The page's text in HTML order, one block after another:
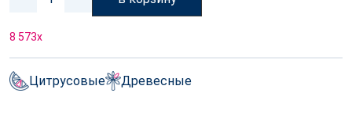
8 573x
Цитрусовые Древесные